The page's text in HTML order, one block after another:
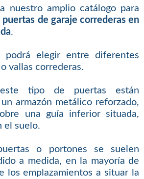
nuestro amplio catálogo para
puertas de garaje correderas en
.
podrá elegir entre diferentes
vallas correderas.
este tipo de puertas están
armazón metálico reforzado,
una guía inferior situada,
el suelo.
o portones se suelen
a medida, en la mayoría de
los emplazamientos a situar la